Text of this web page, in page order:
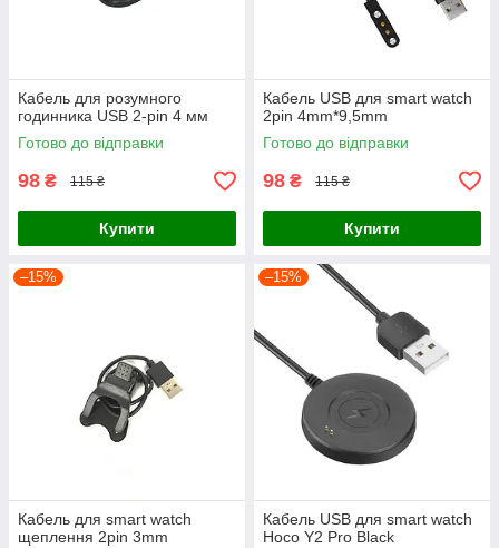
Кабель для розумного
годинника USB 2-pin 4 мм
Готово до відправки
98 ₴ 115 ₴
Купити
Кабель USB для smart watch
2pin 4mm*9,5mm
Готово до відправки
98 ₴ 115 ₴
Купити
–15%
Кабель для smart watch
щеплення 2pin 3mm
–15%
Кабель USB для smart watch
Hoco Y2 Pro Black